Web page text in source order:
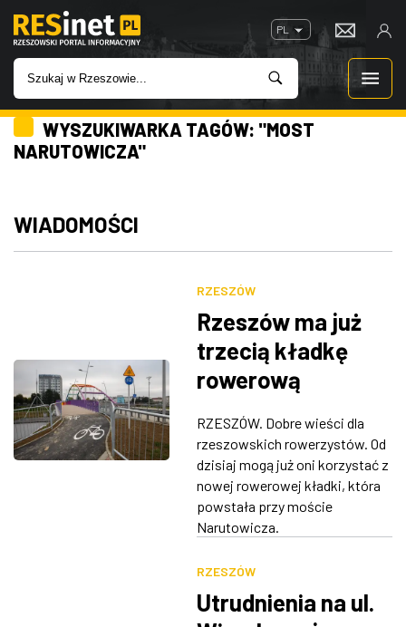
PL
WIADOMOŚCI
IMPREZY
GASTRONOMIA
ZDJĘCIA
WYSZUKIWARKA TAGÓW: "MOST
NARUTOWICZA"
WIADOMOŚCI
RZESZÓW
Rzeszów ma już
trzecią kładkę
rowerową
RZESZÓW. ​Dobre wieści dla
rzeszowskich rowerzystów. Od
dzisiaj mogą już oni korzystać z
nowej rowerowej kładki, która
powstała przy moście
Narutowicza.
RZESZÓW
Utrudnienia na ul.